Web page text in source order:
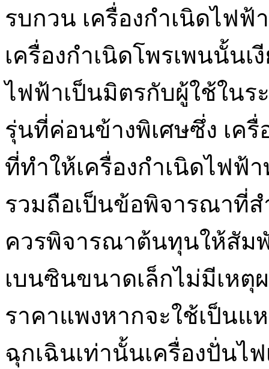
รบกวน เครื่องกำเนิดไฟ
เครื่องกำเนิดโพรเพนนั้นเ
ไฟฟ้าเป็นมิตรกับผู้ใช้ใน
รุ่นที่ค่อนข้างพิเศษซึ่ง เค
ที่ทำให้เครื่องกำเนิดไฟฟ้
รวมถือเป็นข้อพิจารณาที่
ควรพิจารณาต้นทุนให้สัม
เบนซินขนาดเล็กไม่มีเหตุ
ราคาแพงหากจะใช้เป็นแ
ฉุกเฉินเท่านั้นเครื่องปั่นไ